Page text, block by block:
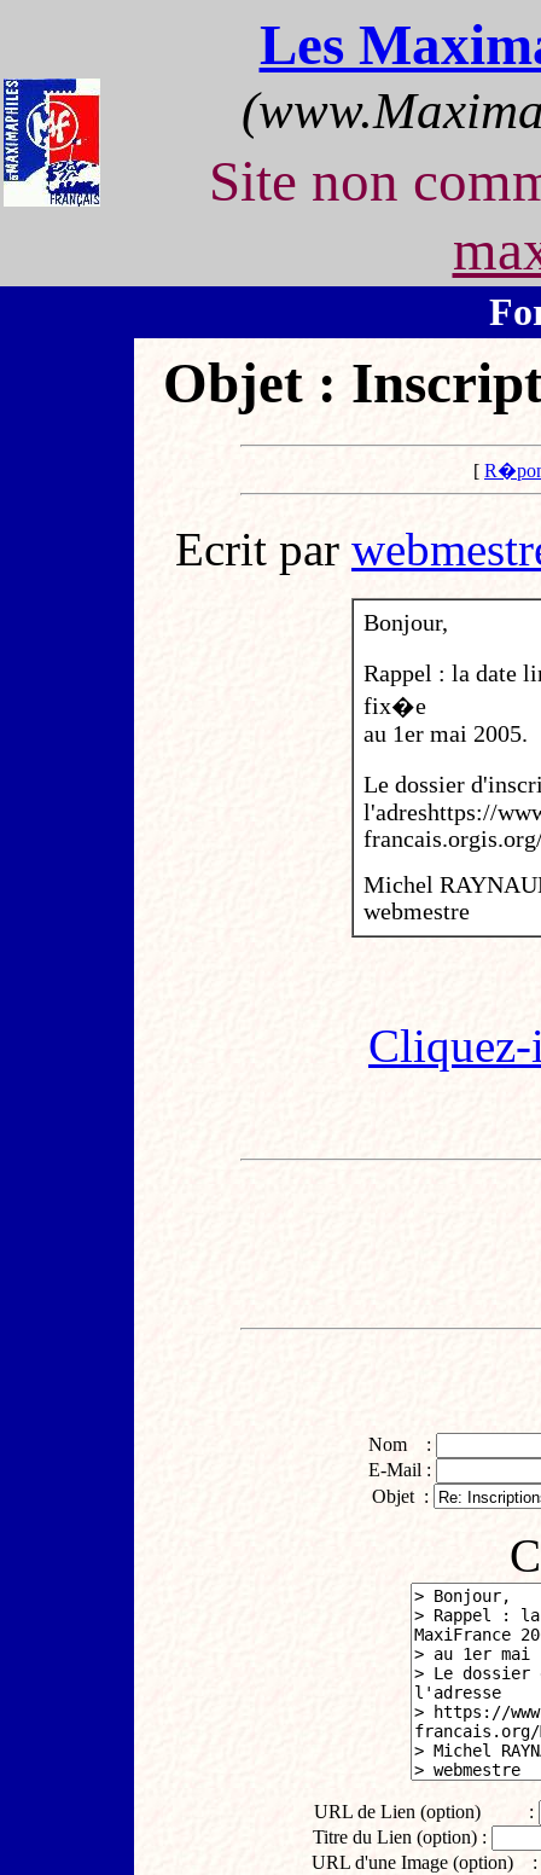
Les
Site non
Objet :
[
Ecrit par
Bonjour,
Rappel : la date
fix�e
au 1er mai 2005.
Le dossier
l'adreshttps://
Michel
webmestre
Nom :
E-Mail :
Objet :
URL de Lien (option) :
Titre du Lien (option) :
URL d'une Image (option) :